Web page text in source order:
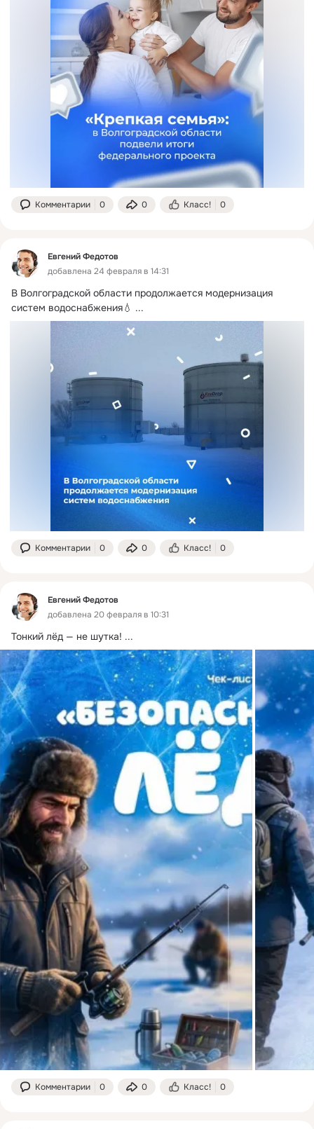
Комментарии 0 0 Класс! 0
Евгений Федотов
добавлена 24 февраля в 14:31
В Волгоградской области продолжается модернизация
систем водоснабжения💧 ...
Комментарии 0 0 Класс! 0
Евгений Федотов
добавлена 20 февраля в 10:31
Тонкий лёд — не шутка! ...
Комментарии 0 0 Класс! 0